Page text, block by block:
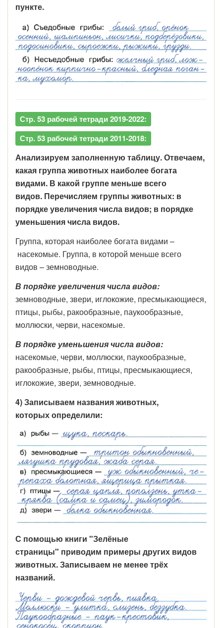
пункте.
Стр. 53 рабочей тетради 2019-2022:
Стр. 53 рабочей тетради 2011-2018:
Анализируем заполненную таблицу. Отвечаем,
какая группа животных наиболее богата
видами. В какой группе меньше всего
видов. Перечисляем группы животных: в
порядке увеличения числа видов; в порядке
уменьшения числа видов.
Группа, которая наиболее богата видами –
насекомые. Группа, в которой меньше всего
видов – земноводные.
В порядке увеличения числа видов:
земноводные, звери, иглокожие, пресмыкающиеся,
птицы, рыбы, ракообразные, паукообразные,
моллюски, черви, насекомые.
В порядке уменьшения числа видов:
насекомые, черви, моллюски, паукообразные,
ракообразные, рыбы, птицы, пресмыкающиеся,
иглокожие, звери, земноводные.
4) Записываем названия животных,
которых определили:
С помощью книги "Зелёные
страницы" приводим примеры других видов
животных. Записываем не менее трёх
названий.